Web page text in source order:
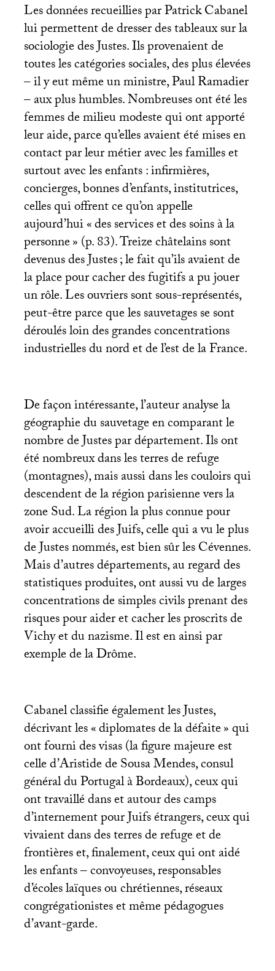
Les données recueillies par Patrick Cabanel
lui permettent de dresser des tableaux sur la
sociologie des Justes. Ils provenaient de
toutes les catégories sociales, des plus élevées
– il y eut même un ministre, Paul Ramadier
– aux plus humbles. Nombreuses ont été les
femmes de milieu modeste qui ont apporté
leur aide, parce qu’elles avaient été mises en
contact par leur métier avec les familles et
surtout avec les enfants : infirmières,
concierges, bonnes d’enfants, institutrices,
celles qui offrent ce qu’on appelle
aujourd’hui «des services et des soins à la
personne» (p. 83). Treize châtelains sont
devenus des Justes; le fait qu’ils avaient de
la place pour cacher des fugitifs a pu jouer
un rôle. Les ouvriers sont sous-représentés,
peut-être parce que les sauvetages se sont
déroulés loin des grandes concentrations
industrielles du nord et de l’est de la France.
De façon intéressante, l’auteur analyse la
géographie du sauvetage en comparant le
nombre de Justes par département. Ils ont
été nombreux dans les terres de refuge
(montagnes), mais aussi dans les couloirs qui
descendent de la région parisienne vers la
zone Sud. La région la plus connue pour
avoir accueilli des Juifs, celle qui a vu le plus
de Justes nommés, est bien sûr les Cévennes.
Mais d’autres départements, au regard des
statistiques produites, ont aussi vu de larges
concentrations de simples civils prenant des
risques pour aider et cacher les proscrits de
Vichy et du nazisme. Il est en ainsi par
exemple de la Drôme.
Cabanel classifie également les Justes,
décrivant les «diplomates de la défaite» qui
ont fourni des visas (la figure majeure est
celle d’Aristide de Sousa Mendes, consul
général du Portugal à Bordeaux), ceux qui
ont travaillé dans et autour des camps
d’internement pour Juifs étrangers, ceux qui
vivaient dans des terres de refuge et de
frontières et, finalement, ceux qui ont aidé
les enfants – convoyeuses, responsables
d’écoles laïques ou chrétiennes, réseaux
congrégationistes et même pédagogues
d’avant-garde.